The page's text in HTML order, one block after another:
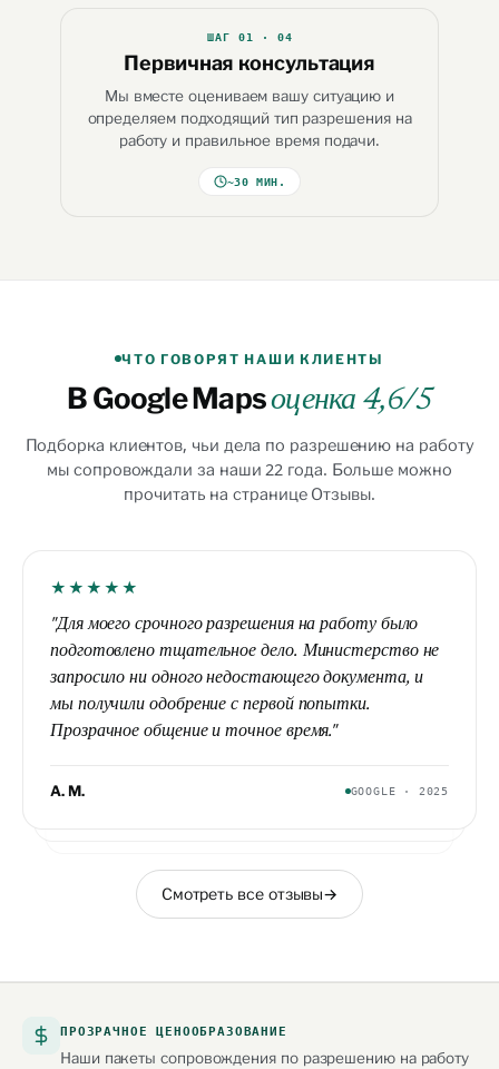
ШАГ 01 · 04
Первичная консультация
Мы вместе оцениваем вашу ситуацию и
определяем подходящий тип разрешения на
работу и правильное время подачи.
~30 МИН.
ЧТО ГОВОРЯТ НАШИ КЛИЕНТЫ
В Google Mapsоценка 4,6/5
Подборка клиентов, чьи дела по разрешению на работу
мы сопровождали за наши 22 года. Больше можно
прочитать на странице Отзывы.
★★★★★
"Для моего срочного разрешения на работу было
подготовлено тщательное дело. Министерство не
запросило ни одного недостающего документа, и
мы получили одобрение с первой попытки.
Прозрачное общение и точное время."
А. М. GOOGLE · 2025
"Нанимая первого иностранного сотрудника, мы
вообще ничего не знали. Критерии проверили
заранее, дело не открывали впустую."
★★★★★
"Моё разрешение на работу отклонили; на 25-й
день я обратился в JS Vural. Они подготовили дело
возражения с правильными основаниями, и
разрешение было одобрено."
Смотреть все отзывы→
ПРОЗРАЧНОЕ ЦЕНООБРАЗОВАНИЕ
Наши пакеты сопровождения по разрешению на работу